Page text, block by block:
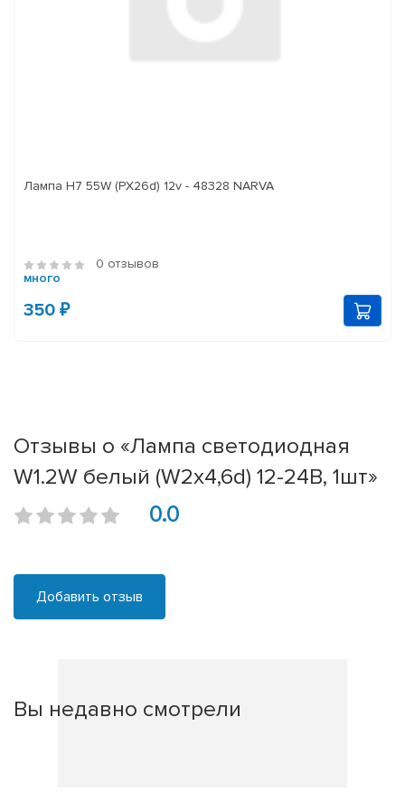
Лампа H7 55W (PX26d) 12v - 48328 NARVA
0 отзывов
много
350 ₽
Отзывы о «Лампа светодиодная
W1.2W белый (W2x4,6d) 12-24В, 1шт»
0.0
Добавить отзыв
Вы недавно смотрели